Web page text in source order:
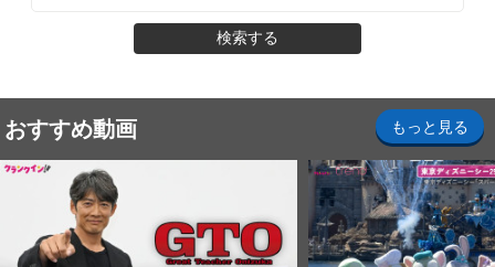
検索する
おすすめ動画 もっと見る